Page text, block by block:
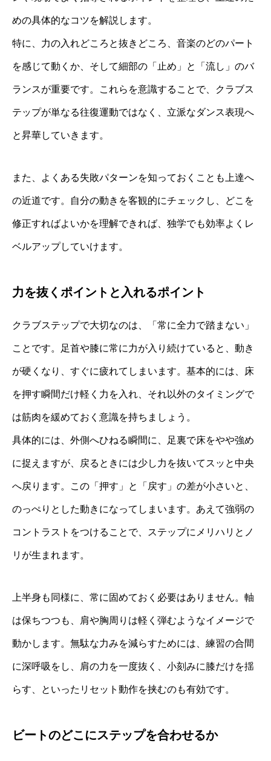
めの具体的なコツを解説します。
特に、力の入れどころと抜きどころ、音楽のどのパート
を感じて動くか、そして細部の「止め」と「流し」のバ
ランスが重要です。これらを意識することで、クラブス
テップが単なる往復運動ではなく、立派なダンス表現へ
と昇華していきます。
また、よくある失敗パターンを知っておくことも上達へ
の近道です。自分の動きを客観的にチェックし、どこを
修正すればよいかを理解できれば、独学でも効率よくレ
ベルアップしていけます。
力を抜くポイントと入れるポイント
クラブステップで大切なのは、「常に全力で踏まない」
ことです。足首や膝に常に力が入り続けていると、動き
が硬くなり、すぐに疲れてしまいます。基本的には、床
を押す瞬間だけ軽く力を入れ、それ以外のタイミングで
は筋肉を緩めておく意識を持ちましょう。
具体的には、外側へひねる瞬間に、足裏で床をやや強め
に捉えますが、戻るときには少し力を抜いてスッと中央
へ戻ります。この「押す」と「戻す」の差が小さいと、
のっぺりとした動きになってしまいます。あえて強弱の
コントラストをつけることで、ステップにメリハリとノ
リが生まれます。
上半身も同様に、常に固めておく必要はありません。軸
は保ちつつも、肩や胸周りは軽く弾むようなイメージで
動かします。無駄な力みを減らすためには、練習の合間
に深呼吸をし、肩の力を一度抜く、小刻みに膝だけを揺
らす、といったリセット動作を挟むのも有効です。
ビートのどこにステップを合わせるか